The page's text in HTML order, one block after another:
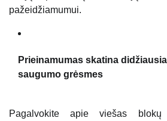
pažeidžiamumui.
Prieinamumas skatina
saugumo grėsmes
Pagalvokite apie viešas blokų